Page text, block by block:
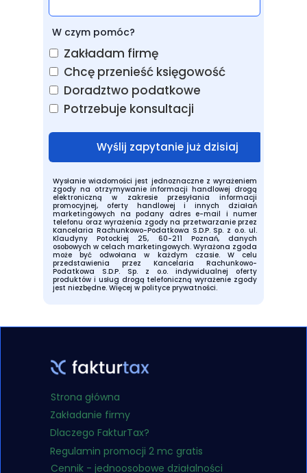
Cennik - jednoosobowe działalności
Dlaczego FakturTax?
Zakładanie firmy
Regulamin promocji 2 mc gratis
Strona główna
W czym pomóc?
Zakładam firmę
Chcę przenieść księgowość
Doradztwo podatkowe
Potrzebuje konsultacji
Wyślij zapytanie już dzisiaj
Wysłanie wiadomości jest jednoznaczne z wyrażeniem
zgody na otrzymywanie informacji handlowej drogą
elektroniczną w zakresie przesyłania informacji
promocyjnej, oferty handlowej i innych działań
marketingowych na podany adres e-mail i numer
telefonu oraz wyrażenia zgody na przetwarzanie przez
Kancelaria Rachunkowo-Podatkowa S.D.P. Sp. z o.o. ul.
Klaudyny Potockiej 25, 60-211 Poznań, danych
osobowych w celach marketingowych. Wyrażona zgoda
może być odwołana w każdym czasie. W celu
przedstawienia przez Kancelaria Rachunkowo-
Podatkowa S.D.P. Sp. z o.o. indywidualnej oferty
produktów i usług drogą telefoniczną wyrażenie zgody
jest niezbędne. Więcej w polityce prywatności.